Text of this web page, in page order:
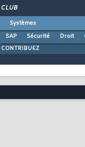
CLUB
Systèmes
SAP Sécurité Droit
CONTRIBUEZ